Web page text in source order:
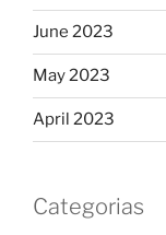
June 2023
May 2023
April 2023
Categorias